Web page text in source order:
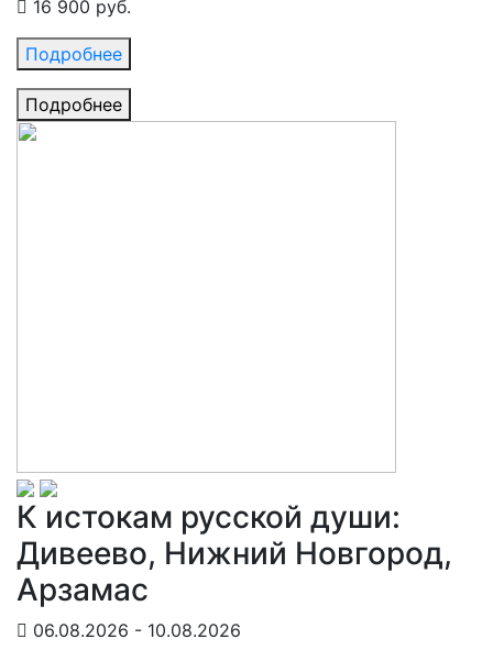
16 900 руб.
Подробнее
Подробнее
К истокам русской души:
Дивеево, Нижний Новгород,
Арзамас
06.08.2026 - 10.08.2026